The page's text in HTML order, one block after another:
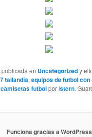
publicada en Uncategorizedy
tailandia,equipos de futbol
futbolporistern.
Funciona gracias a WordPress